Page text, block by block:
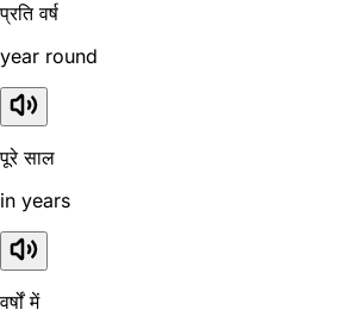
प्रति वर्ष
year round
पूरे साल
in years
वर्षों में